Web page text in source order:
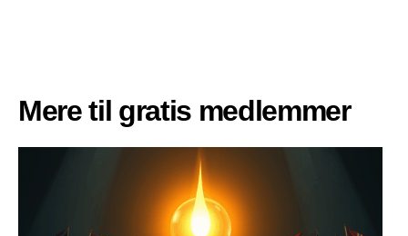
Mere til gratis medlemmer